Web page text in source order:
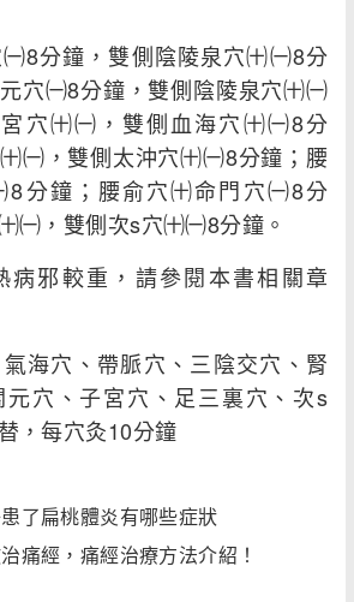
8分鐘，雙側陰陵泉穴㈩㈠8分
穴㈠8分鐘，雙側陰陵泉穴㈩㈠
穴㈩㈠，雙側血海穴㈩㈠8分
㈠，雙側太沖穴㈩㈠8分鐘；腰
8分鐘；腰俞穴㈩命門穴㈠8分
㈠，雙側次s穴㈩㈠8分鐘。
病邪較重，請參閱本書相關章
海穴、帶脈穴、三陰交穴、腎
穴、子宮穴、足三裏穴、次s
，每穴灸10分鐘
了扁桃體炎有哪些症狀
痛經，痛經治療方法介紹！